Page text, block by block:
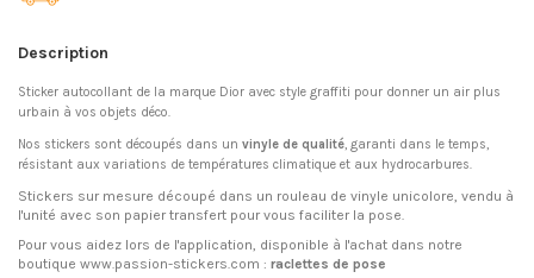
Description
Sticker autocollant de la marque Dior avec style graffiti pour donner un air plus
urbain à vos objets déco.
Nos stickers sont découpés dans un vinyle de qualité, garanti dans le temps,
résistant aux variations de températures climatique et aux hydrocarbures.
Stickers sur mesure découpé dans un rouleau de vinyle unicolore, vendu à
l'unité avec son papier transfert pour vous faciliter la pose.
Pour vous aidez lors de l'application, disponible à l'achat dans notre
boutique www.passion-stickers.com : raclettes de pose